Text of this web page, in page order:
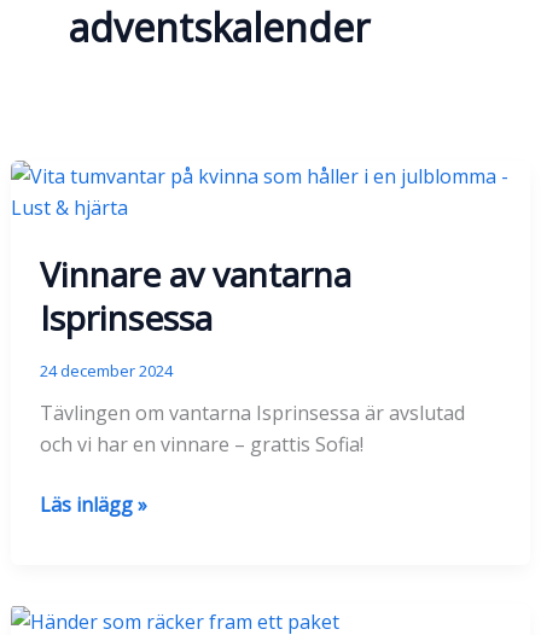
adventskalender
Vinnare av vantarna
Isprinsessa
24 december 2024
Tävlingen om vantarna Isprinsessa är avslutad
och vi har en vinnare – grattis Sofia!
Vinnare
Läs inlägg »